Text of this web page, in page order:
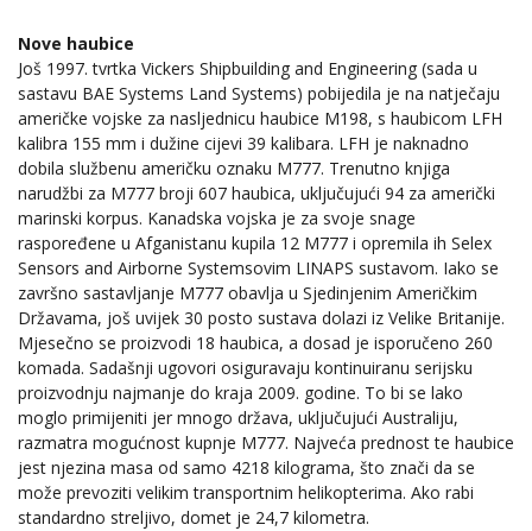
Nove haubice
Još 1997. tvrtka Vickers Shipbuilding and Engineering (sada u
sastavu BAE Systems Land Systems) pobijedila je na natječaju
američke vojske za nasljednicu haubice M198, s haubicom LFH
kalibra 155 mm i dužine cijevi 39 kalibara. LFH je naknadno
dobila službenu američku oznaku M777. Trenutno knjiga
narudžbi za M777 broji 607 haubica, uključujući 94 za američki
marinski korpus. Kanadska vojska je za svoje snage
raspoređene u Afganistanu kupila 12 M777 i opremila ih Selex
Sensors and Airborne Systemsovim LINAPS sustavom. Iako se
završno sastavljanje M777 obavlja u Sjedinjenim Američkim
Državama, još uvijek 30 posto sustava dolazi iz Velike Britanije.
Mjesečno se proizvodi 18 haubica, a dosad je isporučeno 260
komada. Sadašnji ugovori osiguravaju kontinuiranu serijsku
proizvodnju najmanje do kraja 2009. godine. To bi se lako
moglo primijeniti jer mnogo država, uključujući Australiju,
razmatra mogućnost kupnje M777. Najveća prednost te haubice
jest njezina masa od samo 4218 kilograma, što znači da se
može prevoziti velikim transportnim helikopterima. Ako rabi
standardno streljivo, domet je 24,7 kilometra.